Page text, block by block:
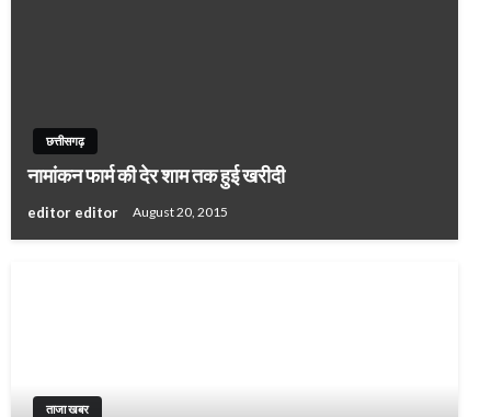
छत्तीसगढ़
नामांकन फार्म की देर शाम तक हुई खरीदी
editor editor August 20, 2015
ताजा खबर